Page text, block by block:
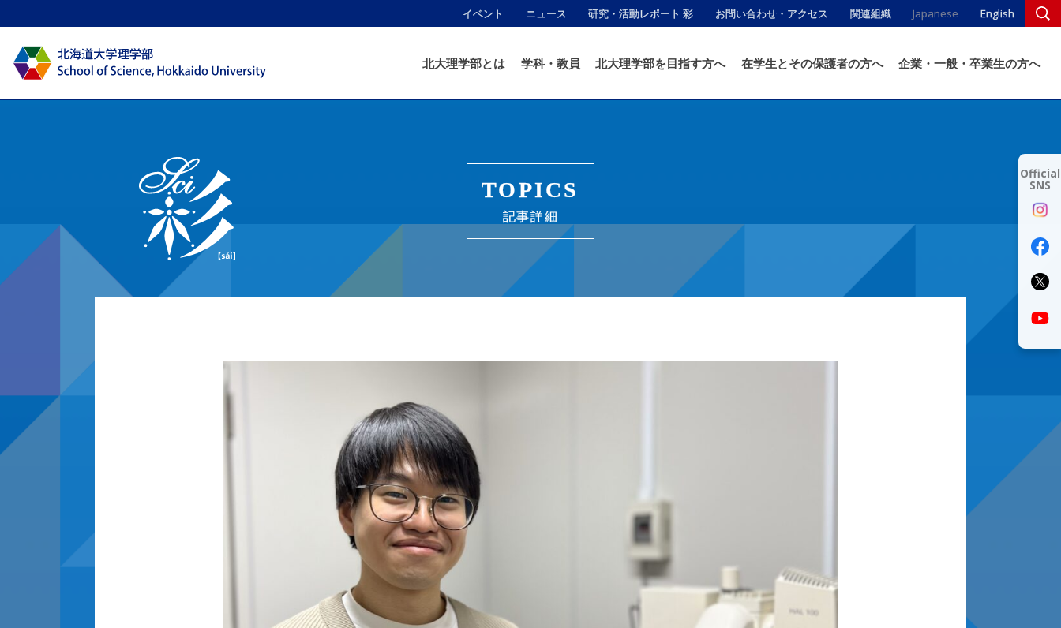
イベント ニュース 研究・活動レポート 彩 お問い合わせ・アクセス 関連組織 Japanese English
北大理学部とは 学科・教員 北大理学部を目指す方へ 在学生とその保護者の方へ 企業・一般・卒業生の方へ
TOPICS
記事詳細
Official
SNS